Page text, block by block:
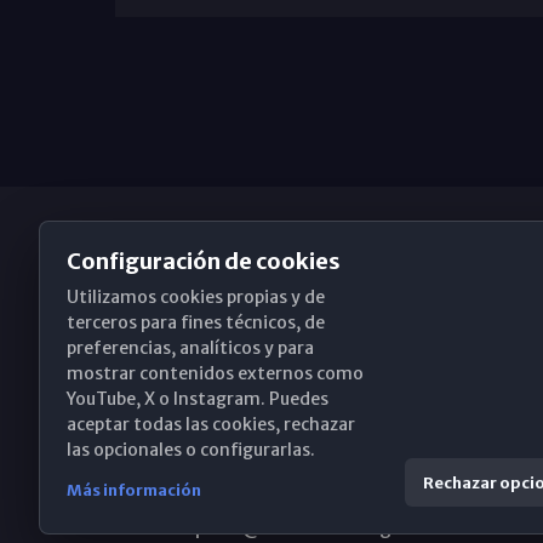
Obispado de Málaga
Santa María, 18-20. 29015 Málaga
(+34) 952 224 386
Configuración de cookies
Utilizamos cookies propias y de
terceros para fines técnicos, de
preferencias, analíticos y para
mostrar contenidos externos como
YouTube, X o Instagram. Puedes
aceptar todas las cookies, rechazar
las opcionales o configurarlas.
Más información Rechazar